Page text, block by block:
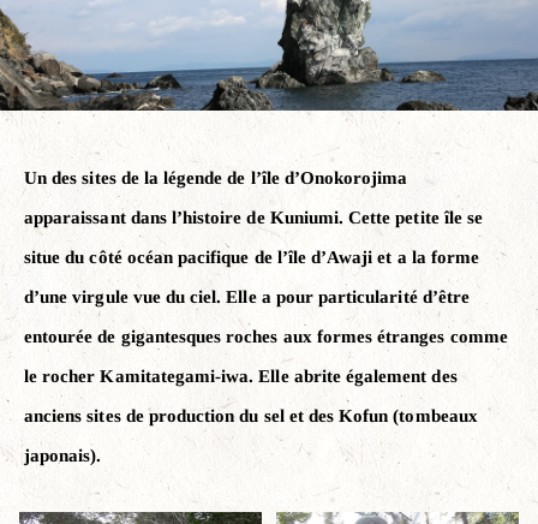
Un des sites de la légende de l’île d’Onokorojima
apparaissant dans l’histoire de Kuniumi. Cette petite île se
situe du côté océan pacifique de l’île d’Awaji et a la forme
d’une virgule vue du ciel. Elle a pour particularité d’être
entourée de gigantesques roches aux formes étranges comme
le rocher Kamitategami-iwa. Elle abrite également des
anciens sites de production du sel et des Kofun (tombeaux
japonais).